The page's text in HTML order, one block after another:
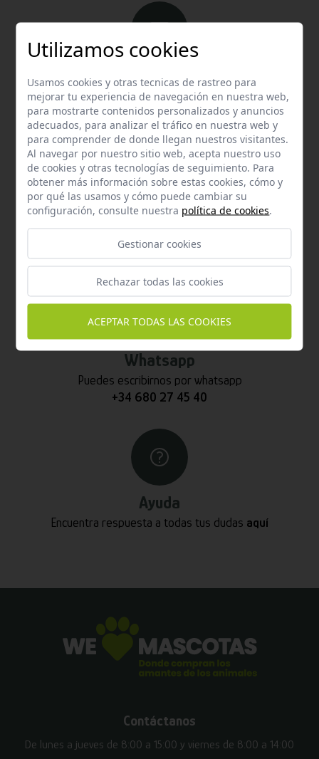
Email
Contacta con nosotros vía email
hola@welovemascotas.com
Teléfono
Contacta con nosotros a través del teléfono
Whatsapp
Puedes escribirnos por whatsapp
+34 680 27 45 40
Ayuda
Encuentra respuesta a todas tus dudas aquí
Contáctanos
De lunes a jueves de 8:00 a 15:00 y viernes de 8:00 a 14:00
Utilizamos cookies
Usamos cookies y otras tecnicas de rastreo para
mejorar tu experiencia de navegación en nuestra web,
para mostrarte contenidos personalizados y anuncios
adecuados, para analizar el tráfico en nuestra web y
para comprender de donde llegan nuestros visitantes.
Al navegar por nuestro sitio web, acepta nuestro uso
de cookies y otras tecnologías de seguimiento. Para
obtener más información sobre estas cookies, cómo y
por qué las usamos y cómo puede cambiar su
configuración, consulte nuestra política de cookies.
Gestionar cookies
Rechazar todas las cookies
ACEPTAR TODAS LAS COOKIES